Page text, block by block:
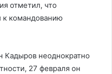
отметил, что
к командованию
Кадыров неоднократно
27 февраля он